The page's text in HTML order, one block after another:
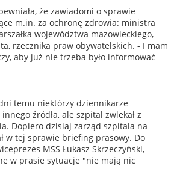
że zawiadomi o sprawie
m.in. za ochronę zdrowia: ministra
województwa mazowieckiego,
rzecznika praw obywatelskich. - I mam
aby już nie trzeba było informować
temu niektórzy dziennikarze
źródła, ale szpital zwlekał z
Dopiero dzisiaj zarząd szpitala na
w tej sprawie briefing prasowy. Do
MSS Łukasz Skrzeczyński,
w prasie sytuacje "nie mają nic